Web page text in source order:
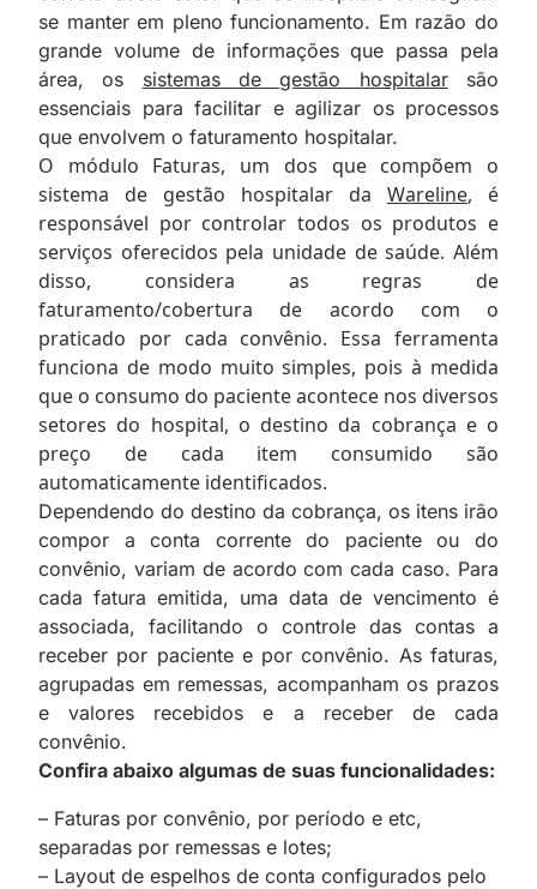
se manter em pleno funcionamento. Em razão do
grande volume de informações que passa pela
área, os sistemas de gestão hospitalarsão
essenciais para facilitar e agilizar os processos
que envolvem o faturamento hospitalar.
O módulo Faturas, um dos que compõem o
sistema de gestão hospitalar da Wareline, é
responsável por controlar todos os produtos e
serviços oferecidos pela unidade de saúde. Além
disso, considera as regras de
faturamento/cobertura de acordo com o
praticado por cada convênio. Essa ferramenta
funciona de modo muito simples, pois à medida
que o consumo do paciente acontece nos diversos
setores do hospital, o destino da cobrança e o
preço de cada item consumido são
automaticamente identificados.
Dependendo do destino da cobrança, os itens irão
compor a conta corrente do paciente ou do
convênio, variam de acordo com cada caso. Para
cada fatura emitida, uma data de vencimento é
associada, facilitando o controle das contas a
receber por paciente e por convênio. As faturas,
agrupadas em remessas, acompanham os prazos
e valores recebidos e a receber de cada
convênio.
Confira abaixo algumas de suas funcionalidades:
– Faturas por convênio, por período e etc,
separadas por remessas e lotes;
– Layout de espelhos de conta configurados pelo